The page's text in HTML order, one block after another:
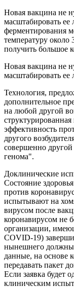
Новая вакцина не
масштабировать ее
ферментирования
температуру около
получить большое
Новая вакцина не
масштабировать ее
Технология,
дополнительное
на любой другой
эффективность
другого
совершенно
генома".
Доклинические
Состояние
против
испытывают на
вирусом после
коронавирусом не
организации,
COVID-19)
нынешнего должны
данные, на основе
передавать пакет
Если заявка будет
клиническим